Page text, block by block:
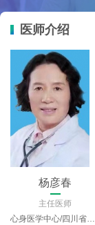
医师介绍
杨彦春
主任医师
心身医学中心/四川省精神医学中心